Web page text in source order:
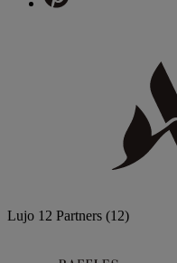
Lujo 12 Partners (12)